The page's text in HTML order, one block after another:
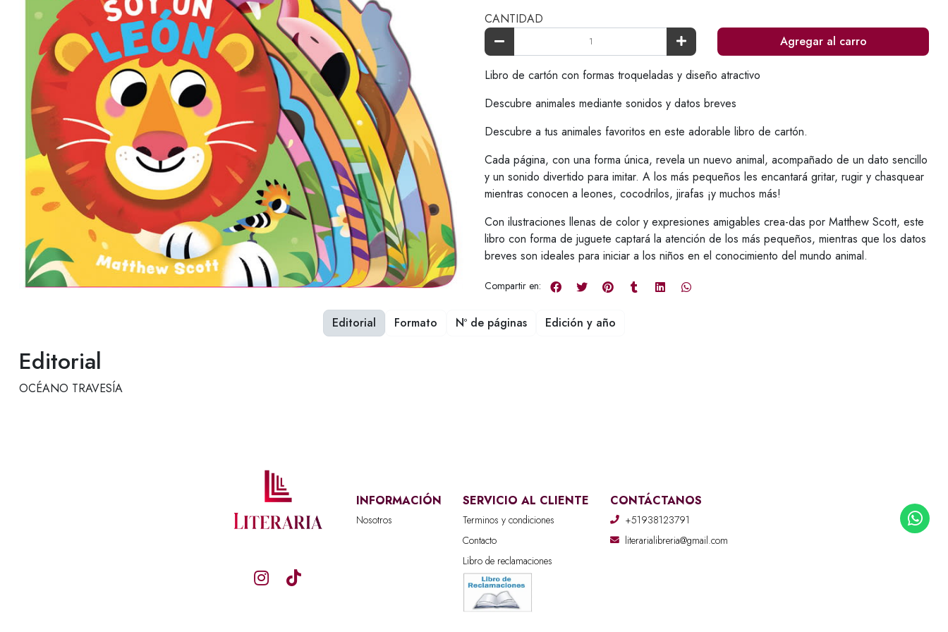
CANTIDAD
Agregar al carro
Libro de cartón con formas troqueladas y diseño atractivo
Descubre animales mediante sonidos y datos breves
Descubre a tus animales favoritos en este adorable libro de cartón.
Cada página, con una forma única, revela un nuevo animal, acompañado de un dato sencillo
y un sonido divertido para imitar. A los más pequeños les encantará gritar, rugir y chasquear
mientras conocen a leones, cocodrilos, jirafas ¡y muchos más!
Con ilustraciones llenas de color y expresiones amigables crea-das por Matthew Scott, este
libro con forma de juguete captará la atención de los más pequeños, mientras que los datos
breves son ideales para iniciar a los niños en el conocimiento del mundo animal.
Compartir en:
Editorial
OCÉANO TRAVESÍA
Editorial Formato Nº de páginas Edición y año
INFORMACIÓN
Nosotros
SERVICIO AL CLIENTE
Terminos y condiciones
Contacto
Libro de reclamaciones
CONTÁCTANOS
+51938123791
literarialibreria@gmail.com